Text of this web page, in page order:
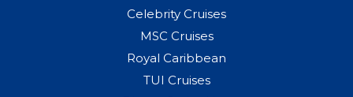
Celebrity Cruises
MSC Cruises
Royal Caribbean
TUI Cruises